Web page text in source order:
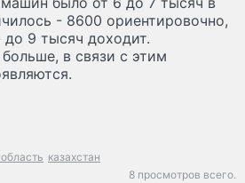
- 8600 ориентировочно,
9 тысяч доходит.
в связи с этим
казахстан
8 просмотров всего.